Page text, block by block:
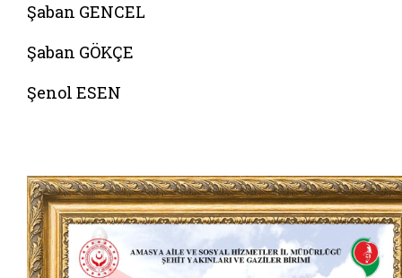
Şaban GENCEL
Şaban GÖKÇE
Şenol ESEN